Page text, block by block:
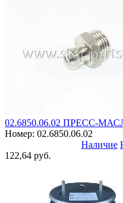
02.6850.06.02 ПРЕСС-
Номер: 02.6850.06.02
Наличие
122,64 руб.